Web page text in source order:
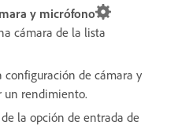
y micrófono
cámara de la lista
configuración de cámara y
un rendimiento.
la opción de entrada de